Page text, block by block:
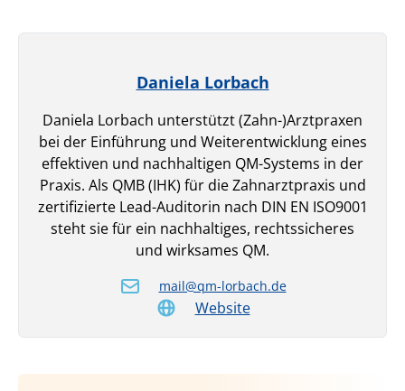
Daniela Lorbach
Daniela Lorbach unterstützt (Zahn-)Arztpraxen
bei der Einführung und Weiterentwicklung eines
effektiven und nachhaltigen QM-Systems in der
Praxis. Als QMB (IHK) für die Zahnarztpraxis und
zertifizierte Lead-Auditorin nach DIN EN ISO9001
steht sie für ein nach­haltiges, rechtssicheres
und wirksames QM.
mail@qm-lorbach.de
Website